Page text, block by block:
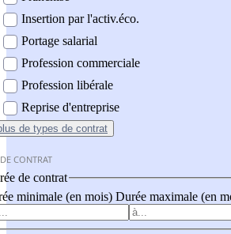
Insertion par l'activ.éco.
Portage salarial
Profession commerciale
Profession libérale
Reprise d'entreprise
de types de contrat
CONTRAT
de contrat
minimale (en mois) Durée maximale (en